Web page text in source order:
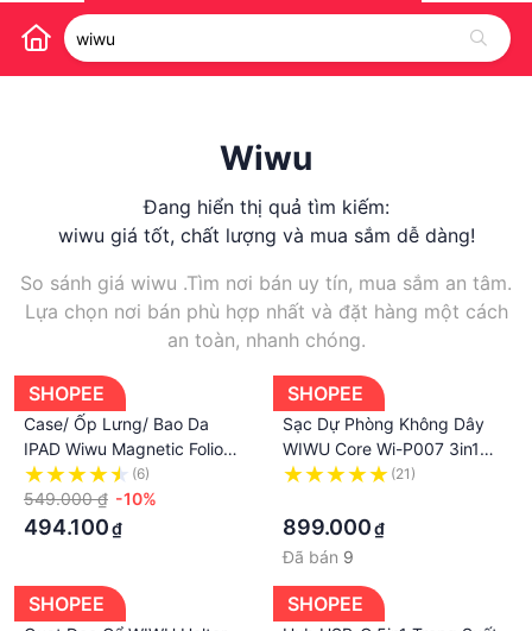
Wiwu
Đang hiển thị quả tìm kiếm:
wiwu giá tốt, chất lượng và mua sắm dễ dàng!
So sánh giá wiwu .Tìm nơi bán uy tín, mua sắm an tâm.
Lựa chọn nơi bán phù hợp nhất và đặt hàng một cách
an toàn, nhanh chóng.
SHOPEE
Case/ Ốp Lưng/ Bao Da
IPAD Wiwu Magnetic Folio
Mặt Lưng Trong,Tháo Rời Từ
Tính 2in1
(6)
549.000 ₫ -10%
494.100₫
SHOPEE
Sạc Dự Phòng Không Dây
WIWU Core Wi-P007 3in1
Cho IPHONE 15W, AW 2.5W,
Lượng 10.000mAh
(21)
899.000₫
Đã bán 9
SHOPEE SHOPEE